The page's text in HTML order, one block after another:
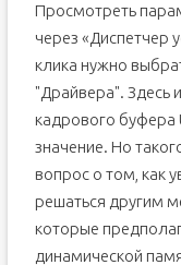
Просмотреть
через «Диспетчер
клика нужно
"Драйвера". Здесь
кадрового буфера
значение. Но
вопрос о том, как
решаться другим
которые
динамической